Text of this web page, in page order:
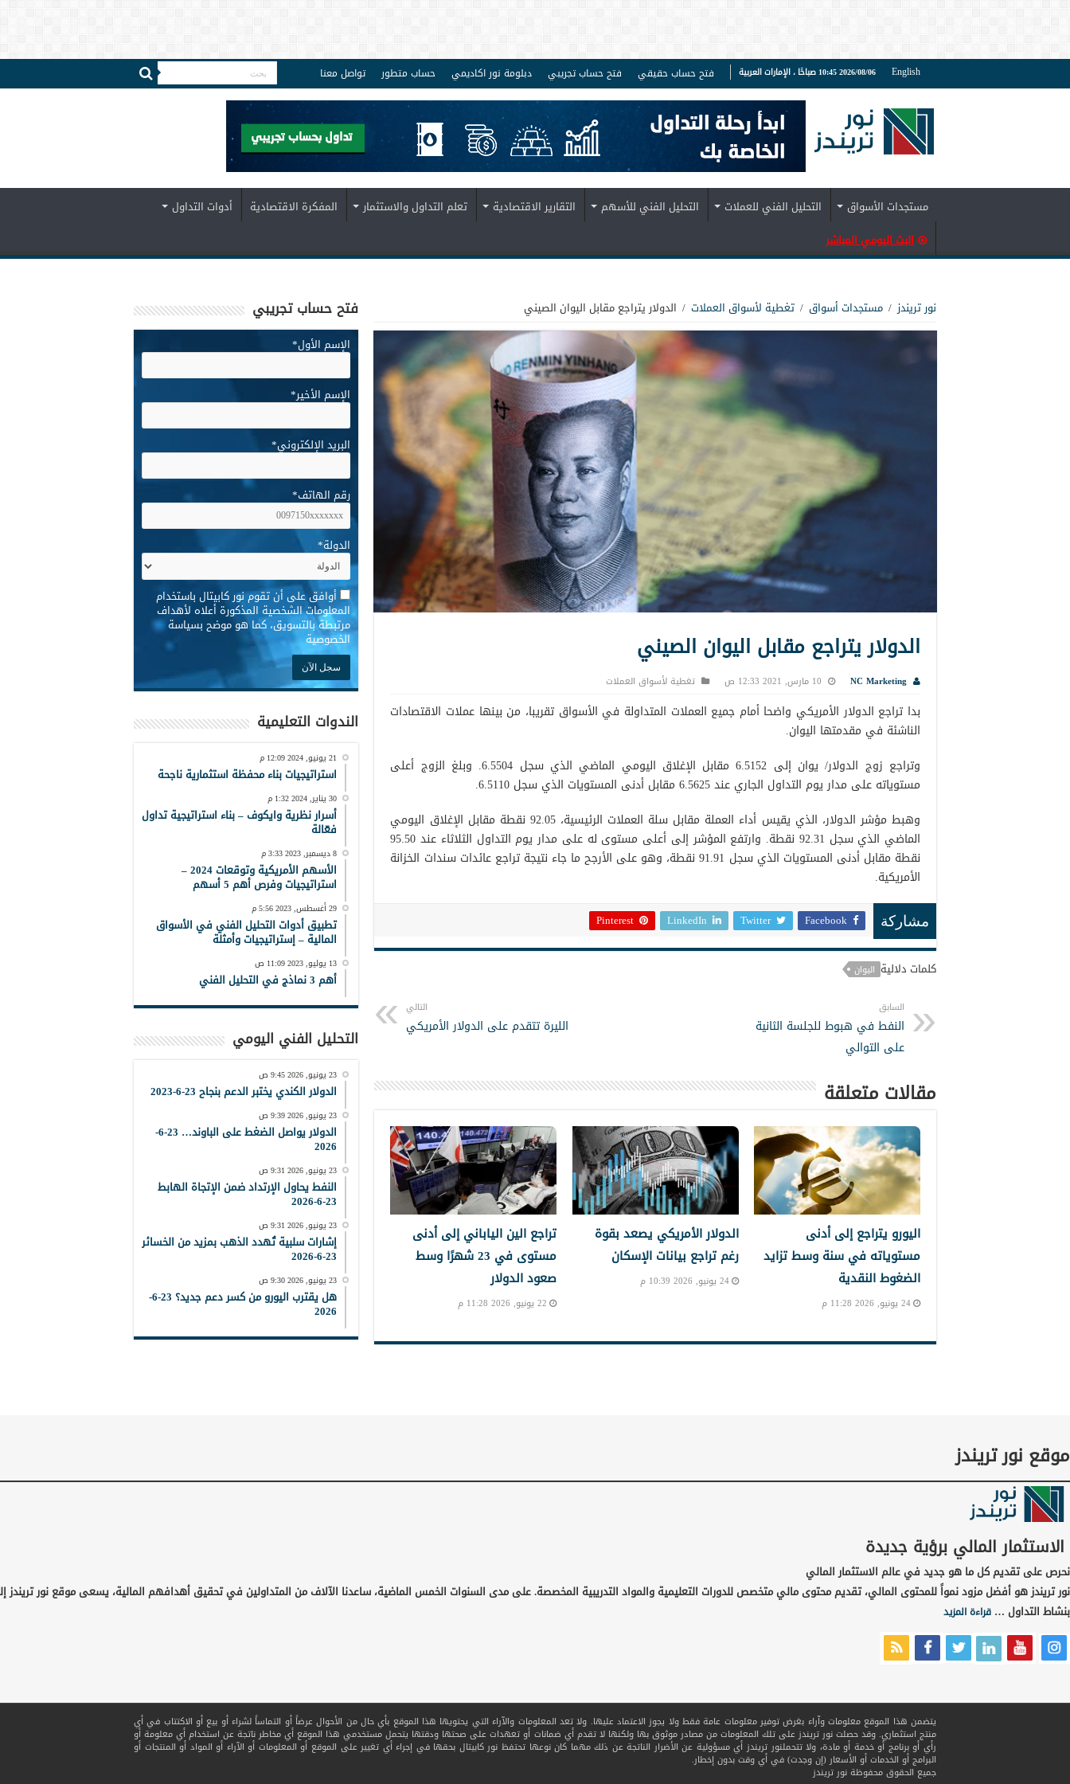
English 2026/08/06 10:45 صباحًا ، الإمارات العربية فتح حساب حقيقي فتح حساب تجريبي دبلومة نور اكاديمي حساب متطور تواصل معنا
مستجدات الأسواق التحليل الفني للعملات التحليل الفني للأسهم التقارير الاقتصادية تعلم التداول والاستثمار المفكرة الاقتصادية
أدوات التداول
البث اليومي المباشر
نور تريندز / مستجدات أسواق / تغطية لأسواق العملات / الدولار يتراجع مقابل اليوان الصيني
الدولار يتراجع مقابل اليوان الصيني
NC Marketing 10 مارس, 2021 12:33 ص تغطية لأسواق العملات
بدا تراجع الدولار الأمريكي واضحا أمام جميع العملات المتداولة في الأسواق تقريبا، من بينها عملات الاقتصادات
الناشئة في مقدمتها اليوان.
وتراجع زوج الدولار/ يوان إلى 6.5152 مقابل الإغلاق اليومي الماضي الذي سجل 6.5504. وبلغ الزوج أعلى
مستوياته على مدار يوم التداول الجاري عند 6.5625 مقابل أدنى المستويات الذي سجل 6.5110.
وهبط مؤشر الدولار، الذي يقيس أداء العملة مقابل سلة العملات الرئيسية، 92.05 نقطة مقابل الإغلاق اليومي
الماضي الذي سجل 92.31 نقطة. وارتفع المؤشر إلى أعلى مستوى له على مدار يوم التداول الثلاثاء عند 95.50
نقطة مقابل أدنى المستويات الذي سجل 91.91 نقطة، وهو على الأرجح ما جاء نتيجة تراجع عائدات سندات الخزانة
الأمريكية.
مشاركة Facebook
Twitter
LinkedIn
Pinterest
كلمات دلالية اليوان
السابق
النفط في هبوط للجلسة الثانية
على التوالي
التالي
الليرة تتقدم على الدولار الأمريكي
مقالات متعلقة
اليورو يتراجع إلى أدنى
مستوياته في سنة وسط تزايد
الضغوط النقدية
24 يونيو, 2026 11:28 م
الدولار الأمريكي يصعد بقوة
رغم تراجع بيانات الإسكان
24 يونيو, 2026 10:39 م
تراجع الين الياباني إلى أدنى
مستوى في 23 شهرًا وسط
صعود الدولار
22 يونيو, 2026 11:28 م
فتح حساب تجريبي
الإسم الأول*
الإسم الأخير*
البريد الإلكتروني*
رقم الهاتف*
الدولة*
* أوافق على أن تقوم نور كابيتال باستخدام
المعلومات الشخصية المذكورة أعلاه لأهداف
مرتبطة بالتسويق، كما هو موضح بسياسة
الخصوصية
الندوات التعليمية
21 يونيو, 2024 12:09 م
استراتيجيات بناء محفظة استثمارية ناجحة
30 يناير, 2024 1:32 م
أسرار نظرية وايكوف – بناء استراتيجية تداول
فعّالة
8 ديسمبر, 2023 3:33 م
الأسهم الأمريكية وتوقعات 2024 –
استراتيجيات وفرص أهم 5 أسهم
29 أغسطس, 2023 5:56 م
تطبيق أدوات التحليل الفني في الأسواق
المالية – إستراتيجيات وأمثلة
13 يوليو, 2023 11:09 ص
أهم 3 نماذج في التحليل الفني
التحليل الفني اليومي
23 يونيو, 2026 9:45 ص
الدولار الكندي يختبر الدعم بنجاح 23-6-2023
23 يونيو, 2026 9:39 ص
الدولار يواصل الضغط على الباوند… 23-6-
2026
23 يونيو, 2026 9:31 ص
النفط يحاول الإرتداد ضمن الإتجاة الهابط
23-6-2026
23 يونيو, 2026 9:31 ص
إشارات سلبية تُهدد الذهب بمزيد من الخسائر
23-6-2026
23 يونيو, 2026 9:30 ص
هل يقترب اليورو من كسر دعم جديد؟ 23-6-
2026
موقع نور تريندز
الاستثمار المالي برؤية جديدة
نحرص على تقديم كل ما هو جديد في عالم الاستثمار المالي
نور تريندز هو أفضل مزود نمواً للمحتوى المالي، تقديم محتوى مالي متخصص للدورات التعليمية والمواد التدريبية المخصصة. على مدى السنوات الخمس الماضية، ساعدنا الآلاف من المتداولين في تحقيق أهدافهم المالية، يسعى موقع نور تريندز
بنشاط التداول … قراءة المزيد
يتضمن هذا الموقع معلومات وآراء بغرض توفير معلومات عامة فقط ولا يجوز الاعتماد عليها. ولا تعد المعلومات والآراء التي يحتويها هذا الموقع بأي حال من الأحوال عرضاً أو التماساً لشراء أو بيع أو الاكتتاب في أي
منتج استثماري. وقد حصلت نور تريندز على تلك المعلومات من مصادر موثوق بها ولكنها لا تقدم أي ضمانات أو تعهدات على صحتها ودقتها يتحمل مستخدمي هذا الموقع أي مخاطر ناتجة عن استخدام أي معلومة أو
رأي أو برنامج أو خدمة أو مادة، ولا تتحملنور تريندز أي مسؤولية عن الأضرار الناتجة عن ذلك مهما كان نوعها تحتفظ نور كابيتال بحقها في إجراء أي تغيير على الموقع أو المعلومات أو الآراء أو المواد أو المنتجات أو
البرامج أو الخدمات أو الأسعار (إن وجدت) في أي وقت بدون إخطار.
جميع الحقوق محفوظةنور تريندز